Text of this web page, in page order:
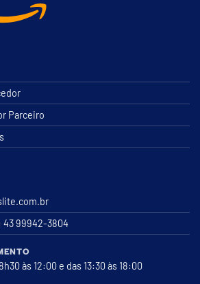
Parceiro
43 99942-3804
às 12:00 e das 13:30 às 18:00